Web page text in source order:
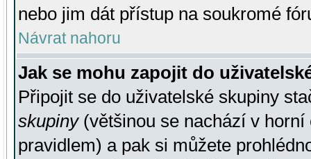
nebo jim dát přístup na soukromé
Návrat nahoru
Jak se mohu zapojit do
Připojit se do uživatelské skupiny
skupiny(většinou se nachází v horní
pravidlem) a pak si můžete